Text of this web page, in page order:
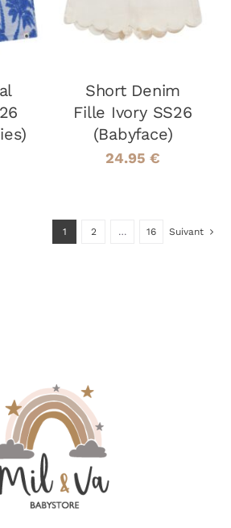
PRODUIT
PLUSIEURS
OPTIONS
PEUVENT
ÊTRE
CHOISIES
SUR
PRODUIT
Short Denim
Fille Ivory SS26
(Babyface)
24.95 €
1 2 … 16 Suivant